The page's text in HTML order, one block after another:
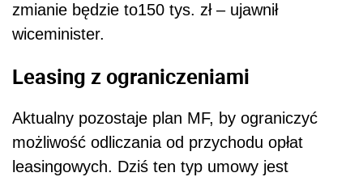
zmianie będzie to150 tys. zł – ujawnił
wiceminister.
Leasing z ograniczeniami
Aktualny pozostaje plan MF, by ograniczyć
możliwość odliczania od przychodu opłat
leasingowych. Dziś ten typ umowy jest